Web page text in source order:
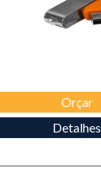
Orçar
Detalhes